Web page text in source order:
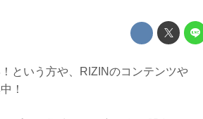
という方や、RIZINのコンテンツや
！